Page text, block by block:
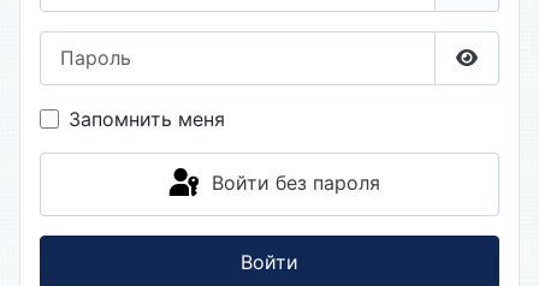
Запомнить меня
Войти без пароля
Войти